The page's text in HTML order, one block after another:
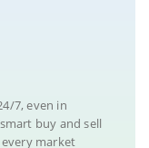
7, even in
buy and sell
market